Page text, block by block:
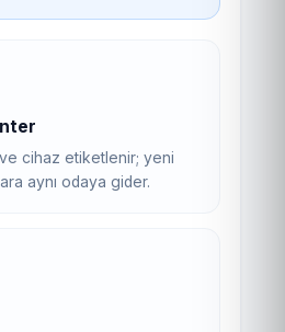
cihaz etiketlenir; yeni
aynı odaya gider.